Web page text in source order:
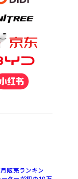
販売ランキン